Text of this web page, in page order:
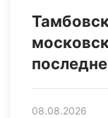
08.08.2026